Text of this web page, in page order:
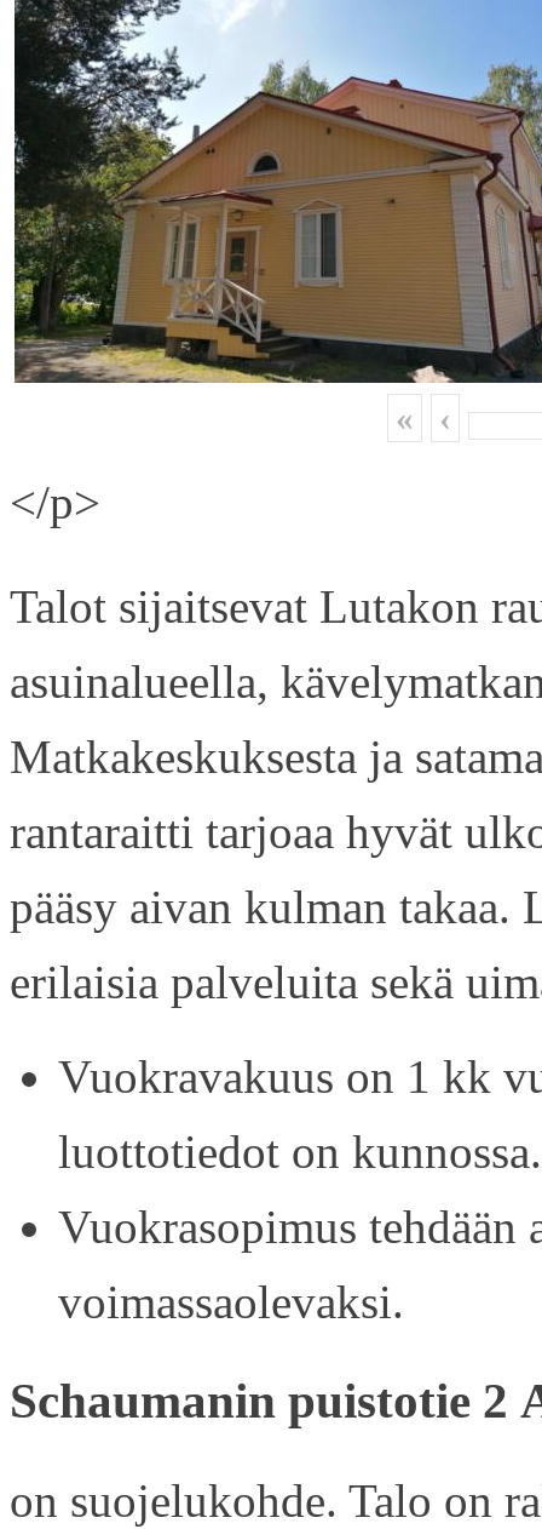
« ‹
</p>
Talot sijaitsevat Lutakon
asuinalueella,
Matkakeskuksesta ja
rantaraitti tarjoaa hyvät
pääsy aivan kulman
erilaisia palveluita sekä
Vuokravakuus on 1 kk
luottotiedot on kunnossa.
Vuokrasopimus tehdään
voimassaolevaksi.
Schaumanin puistotie 2
on suojelukohde. Talo on